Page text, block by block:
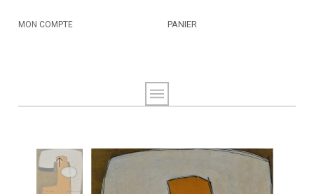
MON COMPTE PANIER